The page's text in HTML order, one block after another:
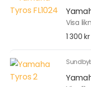
Visa
1 300 kr